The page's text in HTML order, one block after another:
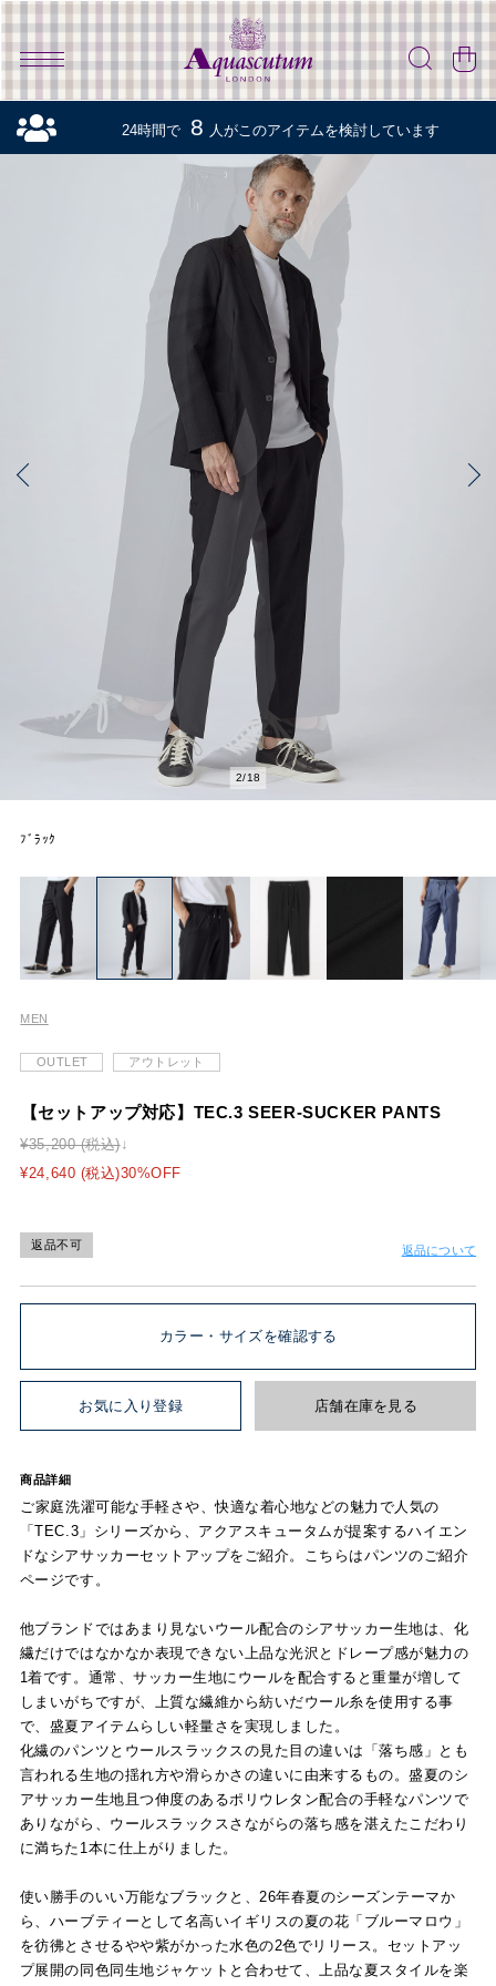
2/18
ﾌﾞﾗｯｸ
MEN
OUTLET アウトレット
【セットアップ対応】TEC.3 SEER-SUCKER PANTS
¥35,200 (税込)
¥24,640 (税込)30%OFF
返品不可 返品について
カラー・サイズを確認する
お気に入り登録 店舗在庫を見る
商品詳細
ご家庭洗濯可能な手軽さや、快適な着心地などの魅力で人気の
「TEC.3」シリーズから、アクアスキュータムが提案するハイエン
ドなシアサッカーセットアップをご紹介。こちらはパンツのご紹介
ページです。
他ブランドではあまり見ないウール配合のシアサッカー生地は、化
繊だけではなかなか表現できない上品な光沢とドレープ感が魅力の
1着です。通常、サッカー生地にウールを配合すると重量が増して
しまいがちですが、上質な繊維から紡いだウール糸を使用する事
で、盛夏アイテムらしい軽量さを実現しました。
化繊のパンツとウールスラックスの見た目の違いは「落ち感」とも
言われる生地の揺れ方や滑らかさの違いに由来するもの。盛夏のシ
アサッカー生地且つ伸度のあるポリウレタン配合の手軽なパンツで
ありながら、ウールスラックスさながらの落ち感を湛えたこだわり
に満ちた1本に仕上がりました。
使い勝手のいい万能なブラックと、26年春夏のシーズンテーマか
ら、ハーブティーとして名高いイギリスの夏の花「ブルーマロウ」
を彷彿とさせるやや紫がかった水色の2色でリリース。セットアッ
プ展開の同色同生地ジャケットと合わせて、上品な夏スタイルを楽
24時間で 8 人がこのアイテムを検討しています